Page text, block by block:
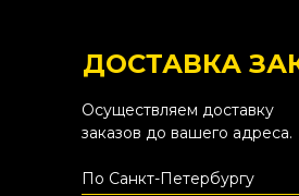
ДОСТАВКА
Осуществляем доставку
заказов до вашего адреса.
По Санкт-Петербургу